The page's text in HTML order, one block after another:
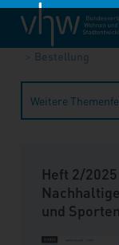
vhw –
Publikationen
Bestellung
Weitere
Heft 2/2025
und